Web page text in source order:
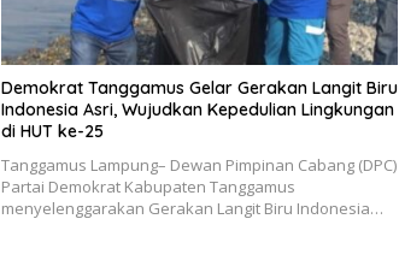
Demokrat Tanggamus Gelar Gerakan Langit Biru
Indonesia Asri, Wujudkan Kepedulian Lingkungan
di HUT ke-25
Tanggamus Lampung– Dewan Pimpinan Cabang (DPC)
Partai Demokrat Kabupaten Tanggamus
menyelenggarakan Gerakan Langit Biru Indonesia…